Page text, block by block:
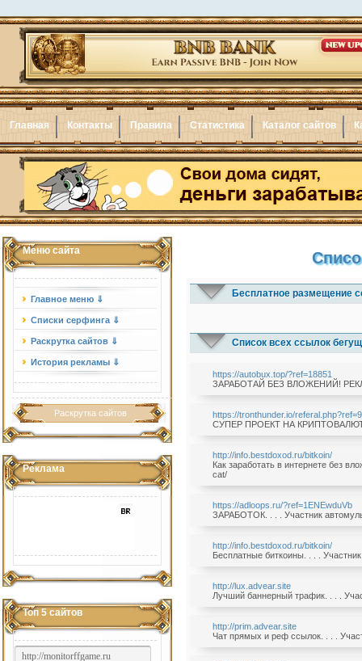
Главная Контакты Правила Статистика Каталог сайтов
Меню сайта
Главное меню ⇓
Списки серфинга ⇓
Раскрутка сайтов ⇓
История рекламы ⇓
Раскрутка сайтов
Реклама
Топ 5 сайтов
Бесплатное размещение
Список всех ссылок
https://autobux.top/?ref=18851
ЗАРАБОТАЙ БЕЗ ВЛОЖЕНИЙ!
https://tronthunder.io/
СУПЕР ПРОЕКТ НА
http://info.bestdoxod.ru/bitkoin/
Как заработать в интернете без
cat/
https://adloops.ru/?ref=1ENEwduVb
ЗАРАБОТОК. . . . Участник
http://info.bestdoxod.ru/bitkoin/
Бесплатные биткоины. . . .
http://lux.advear.site
Лучший баннерный трафик. . . .
http://prim.advear.site
Чат прямых и реф ссылок. . . .